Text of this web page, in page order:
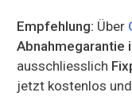
Empfehlung: Über
Abnahmegarantie
ausschliesslich
jetzt kostenlos